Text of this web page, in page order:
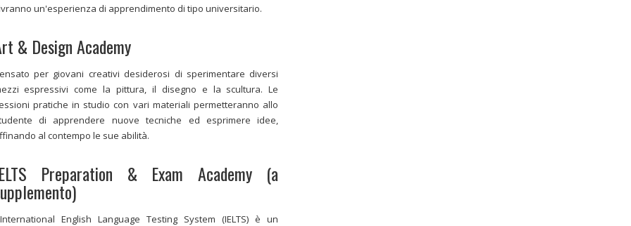
un'esperienza di apprendimento di tipo universitario.
& Design Academy
per giovani creativi desiderosi di sperimentare diversi
espressivi come la pittura, il disegno e la scultura. Le
pratiche in studio con vari materiali permetteranno allo
di apprendere nuove tecniche ed esprimere idee,
al contempo le sue abilità.
Preparation & Exam Academy (a
English Language Testing System (IELTS) è un